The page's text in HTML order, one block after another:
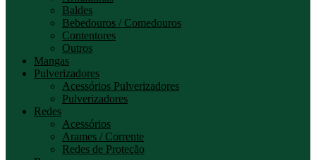
Baldes
Bebedouros / Comedouros
Contentores
Outros
Mangas
Pulverizadores
Acessórios Pulverizadores
Pulverizadores
Redes
Acessórios
Arames / Corrente
Redes de Proteção